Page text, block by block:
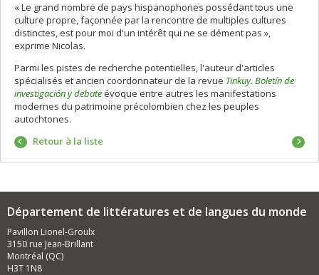
« Le grand nombre de pays hispanophones possédant tous une
culture propre, façonnée par la rencontre de multiples cultures
distinctes, est pour moi d'un intérêt qui ne se dément pas »,
exprime Nicolas.
Parmi les pistes de recherche potentielles, l'auteur d'articles
spécialisés et ancien coordonnateur de la revue Tinkuy. Boletín de
investigación y debateévoque entre autres les manifestations
modernes du patrimoine précolombien chez les peuples
autochtones.
Retour à la liste
Portrait
Département de littératures et de langues du monde
Pavillon Lionel-Groulx
3150 rue Jean-Brillant
Montréal (QC)
H3T 1N8